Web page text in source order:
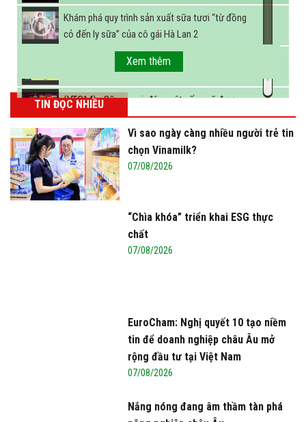
Khám phá quy trình sản xuất sữa tươi “từ đồng
cỏ đến ly sữa” của cô gái Hà Lan 2
FBNC - Ngành sữa hướng tới mục tiêu 3,4 tỷ lít
sữa vào năm 2025
(VTC14) - Sữa ngoại, động vật sống sẽ được
miễn thuế nhập khẩu
Xem thêm
TIN ĐỌC NHIỀU
Vì sao ngày càng nhiều người trẻ tin
chọn Vinamilk?
07/08/2026
“Chìa khóa” triển khai ESG thực
chất
07/08/2026
EuroCham: Nghị quyết 10 tạo niềm
tin để doanh nghiệp châu Âu mở
rộng đầu tư tại Việt Nam
07/08/2026
Nắng nóng đang âm thầm tàn phá